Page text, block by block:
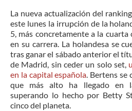
La nueva actualización del
este lunes la irrupción de la
5, más concretamente a la cuarta
en su carrera. La holandesa se
tras ganar el sábado anterior el
de Madrid, sin ceder un solo set,
en la capital española. Bertens se
que más alto ha llegado en
superando lo hecho por Betty
cinco del planeta.